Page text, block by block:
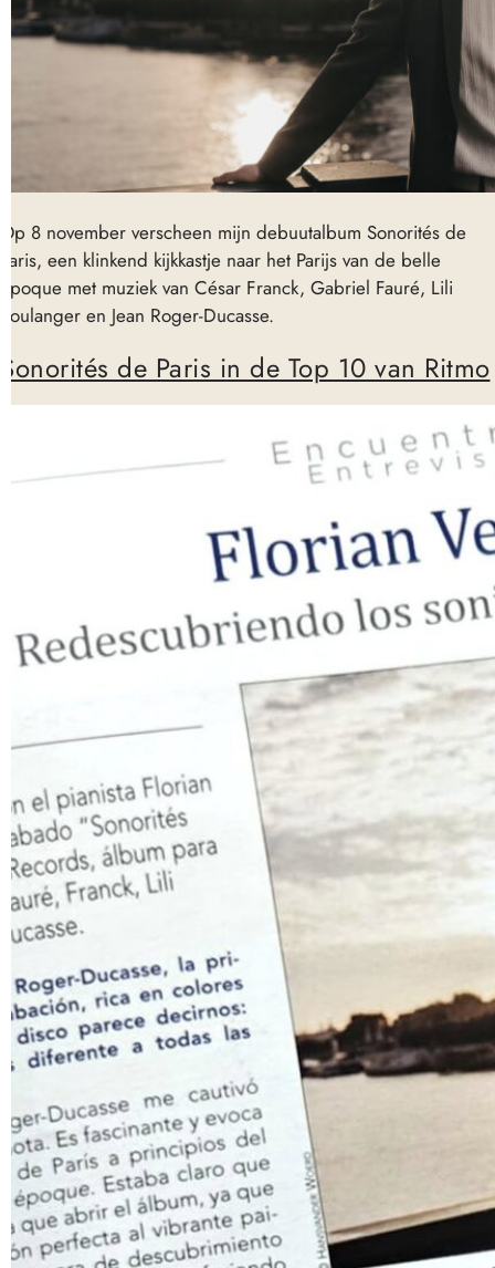
Op 8 november verscheen mijn debuutalbum Sonorités de
Paris, een klinkend kijkkastje naar het Parijs van de belle
époque met muziek van César Franck, Gabriel Fauré, Lili
Boulanger en Jean Roger-Ducasse.
Sonorités de Paris in de Top 10 van Ritmo